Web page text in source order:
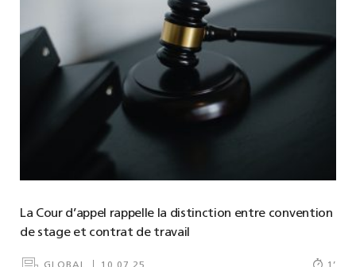
La Cour d’appel rappelle la distinction entre convention
de stage et contrat de travail